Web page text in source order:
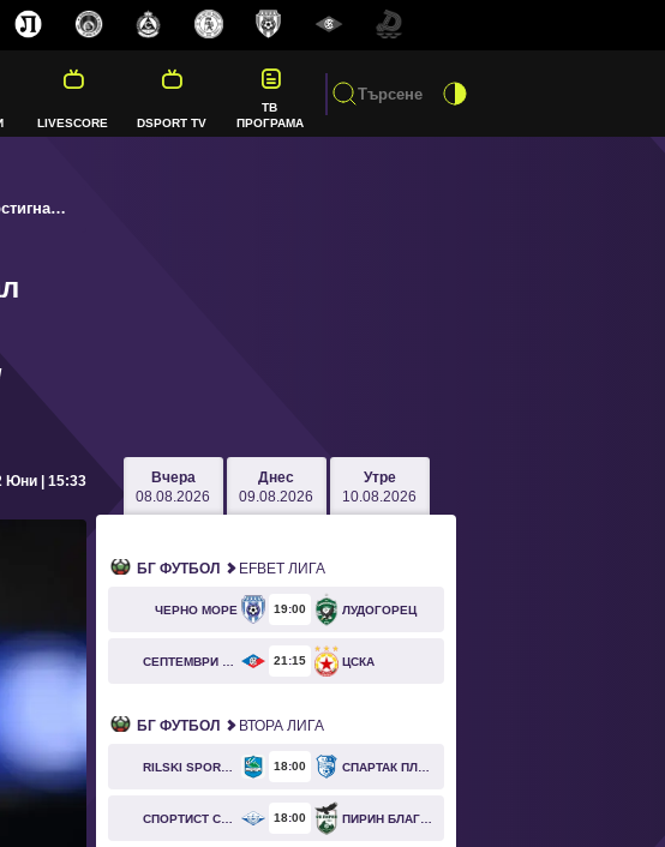
LIVESCORE DSPORT TV
ТВ
ПРОГРАМА
Юни | 15:33
Вчера
08.08.2026
Днес
09.08.2026
Утре
10.08.2026
БГ ФУТБОЛ EFBET ЛИГА
ЧЕРНО МОРЕ 19 00 ЛУДОГОРЕЦ
21 15 ЦСКА
БГ ФУТБОЛ ВТОРА ЛИГА
18 00
18 00